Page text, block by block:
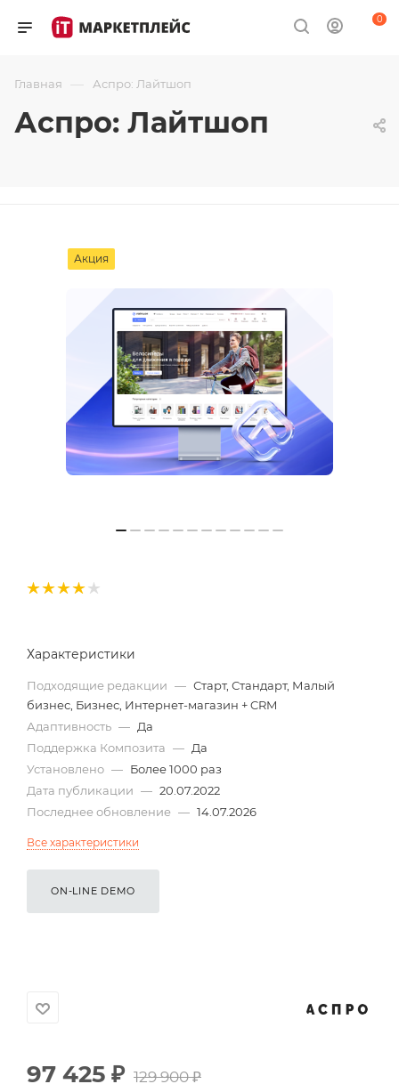
0
Главная — Аспро: Лайтшоп
Аспро: Лайтшоп
Акция
Характеристики
Подходящие редакции — Старт, Стандарт, Малый
бизнес, Бизнес, Интернет-магазин + CRM
Адаптивность — Да
Поддержка Композита — Да
Установлено — Более 1000 раз
Дата публикации — 20.07.2022
Последнее обновление — 14.07.2026
Все характеристики
ON-LINE DEMO
97 425 ₽ 129 900₽